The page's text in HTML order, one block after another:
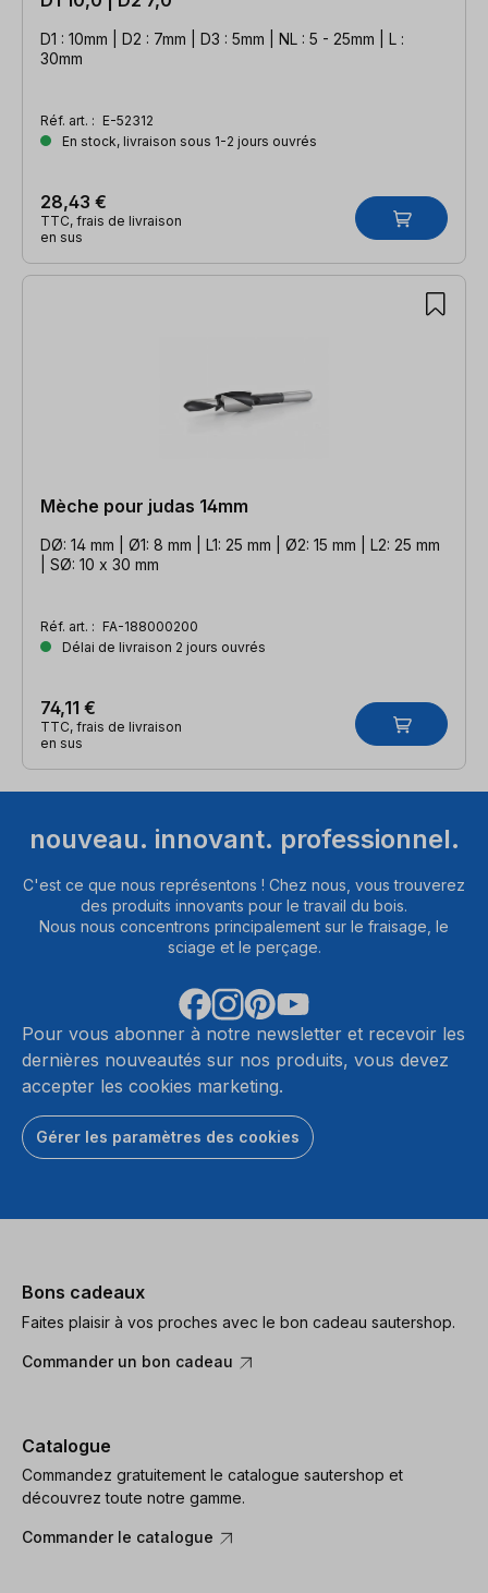
D1 : 10mm | D2 : 7mm | D3 : 5mm | NL : 5 - 25mm | L :
30mm
Réf. art. : E-52312
En stock, livraison sous 1-2 jours ouvrés
28,43 €
TTC, frais de livraison
en sus
Mèche pour judas 14mm
DØ: 14 mm | Ø1: 8 mm | L1: 25 mm | Ø2: 15 mm | L2: 25 mm
| SØ: 10 x 30 mm
Réf. art. : FA-188000200
Délai de livraison 2 jours ouvrés
74,11 €
TTC, frais de livraison
en sus
nouveau. innovant. professionnel.
C'est ce que nous représentons ! Chez nous, vous trouverez
des produits innovants pour le travail du bois.
Nous nous concentrons principalement sur le fraisage, le
sciage et le perçage.
Pour vous abonner à notre newsletter et recevoir les
dernières nouveautés sur nos produits, vous devez
accepter les cookies marketing.
Gérer les paramètres des cookies
Bons cadeaux
Faites plaisir à vos proches avec le bon cadeau sautershop.
Commander un bon cadeau
Catalogue
Commandez gratuitement le catalogue sautershop et
découvrez toute notre gamme.
Commander le catalogue